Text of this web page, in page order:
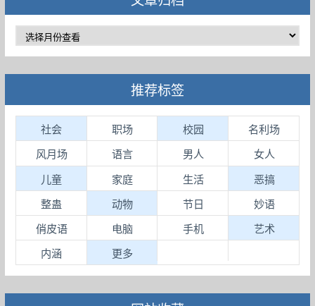
推荐标签
社会 职场 校园 名利场
风月场 语言 男人 女人
儿童 家庭 生活 恶搞
整蛊 动物 节日 妙语
俏皮语 电脑 手机 艺术
内涵 更多